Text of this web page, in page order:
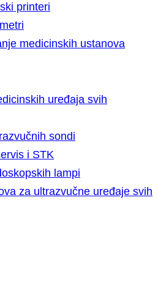
printeri
medicinskih ustanova
uređaja svih
sondi
i STK
lampi
za ultrazvučne uređaje svih